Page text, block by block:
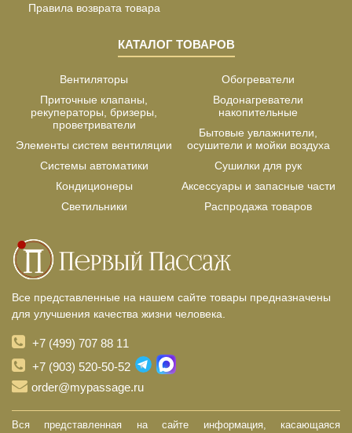
Правила возврата товара
КАТАЛОГ ТОВАРОВ
Вентиляторы
Приточные клапаны,
рекуператоры, бризеры,
проветриватели
Элементы систем вентиляции
Системы автоматики
Кондиционеры
Светильники
Обогреватели
Водонагреватели
накопительные
Бытовые увлажнители,
осушители и мойки воздуха
Сушилки для рук
Аксессуары и запасные части
Распродажа товаров
Все представленные на нашем сайте товары предназначены
для улучшения качества жизни человека.
+7 (499) 707 88 11
+7 (903) 520-50-52
order@mypassage.ru
Вся представленная на сайте информация, касающаяся